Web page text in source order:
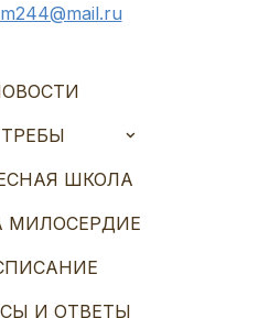
ТРЕБЫ
ШКОЛА
МИЛОСЕРДИЕ
И ОТВЕТЫ